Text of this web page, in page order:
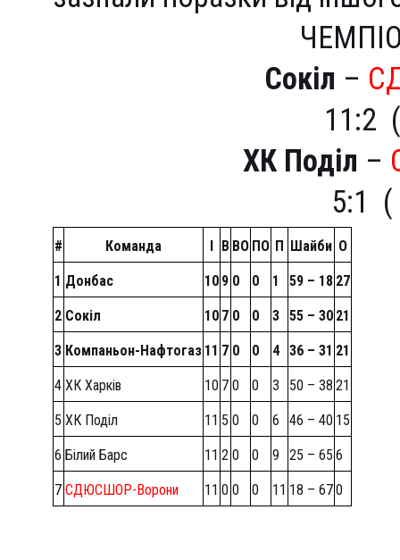
Сокіл –
11:2
ХК Поділ –
5:1 (
# Команда I В ВО ПО П Шайби О
1 Донбас 10 9 0 0 1 59 – 18 27
2 Сокіл 10 7 0 0 3 55 – 30 21
3 Компаньон-Нафтогаз 11 7 0 0 4 36 – 31 21
4 ХК Харків 10 7 0 0 3 50 – 38 21
5 ХК Поділ 11 5 0 0 6 46 – 40 15
6 Білий Барс 11 2 0 0 9 25 – 65 6
7 СДЮСШОР-Ворони 11 0 0 0 11 18 – 670